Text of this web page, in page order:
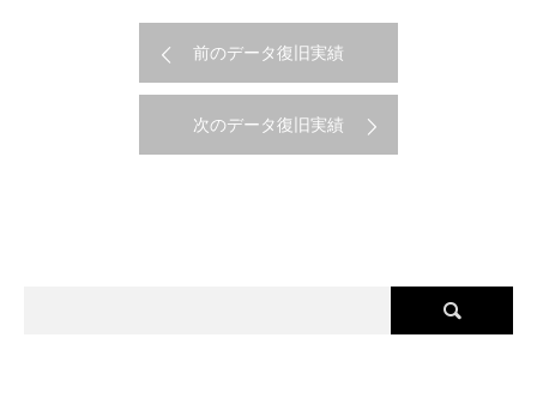
前のデータ復旧実績
次のデータ復旧実績